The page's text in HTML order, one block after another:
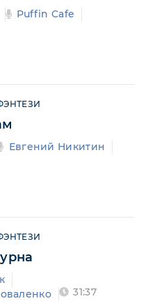
Puffin Cafe
Евгений Никитин
31:37